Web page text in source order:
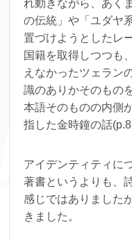
れ動きながら、あく
の伝統」や「ユダヤ
置づけようとしたレ
国籍を取得しつつも
えなかったツェラン
識のありかそのもの
本語そのものの内側
指した金時鐘の話
アイデンティティに
著書というよりも、
感じではありました
きました。